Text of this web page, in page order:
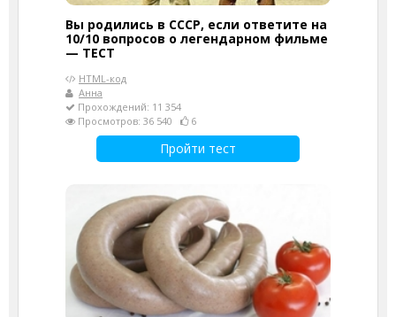
Вы родились в СССР, если ответите на
10/10 вопросов о легендарном фильме
— ТЕСТ
HTML-код
Анна
Прохождений: 11 354
Просмотров: 36 540
6
Пройти тест